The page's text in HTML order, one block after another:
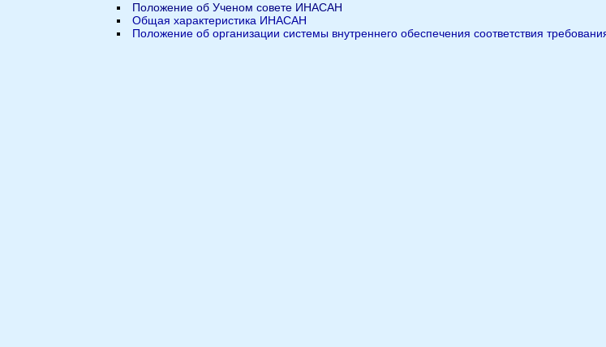
Положение об Ученом совете ИНАСАН
Общая характеристика ИНАСАН
Положение об организации системы внутреннего обеспечения соответствия